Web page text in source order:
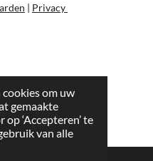
om uw
gemaakte
‘Accepteren’ te
van alle
| Privacy